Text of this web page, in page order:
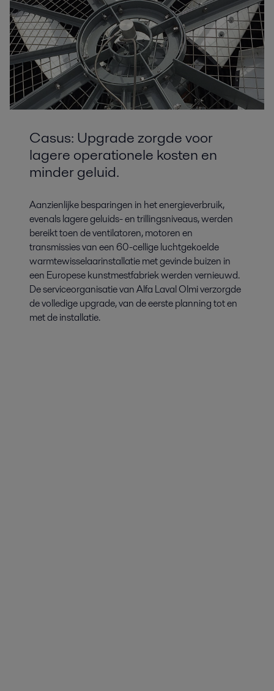
Casus: Upgrade zorgde voor
lagere operationele kosten en
minder geluid.
Aanzienlijke besparingen in het energieverbruik,
evenals lagere geluids- en trillingsniveaus, werden
bereikt toen de ventilatoren, motoren en
transmissies van een 60-cellige luchtgekoelde
warmtewisselaarinstallatie met gevinde buizen in
een Europese kunstmestfabriek werden vernieuwd.
De serviceorganisatie van Alfa Laval Olmi verzorgde
de volledige upgrade, van de eerste planning tot en
met de installatie.